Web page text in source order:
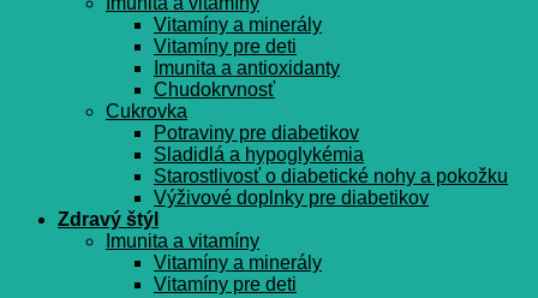
Vitamíny a minerály
Vitamíny pre deti
Imunita a antioxidanty
Chudokrvnosť
Cukrovka
Potraviny pre diabetikov
Sladidlá a hypoglykémia
Starostlivosť o diabetické nohy a pokožku
Výživové doplnky pre diabetikov
Zdravý štýl
Imunita a vitamíny
Vitamíny a minerály
Vitamíny pre deti